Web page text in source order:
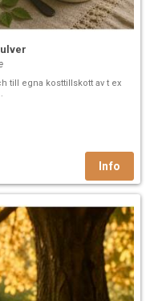
till egna kosttillskott av t ex